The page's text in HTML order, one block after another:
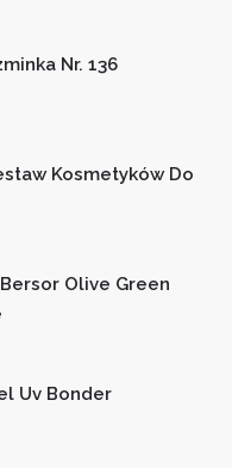
Nr. 136
Kosmetyków Do
Olive Green
Uv Bonder